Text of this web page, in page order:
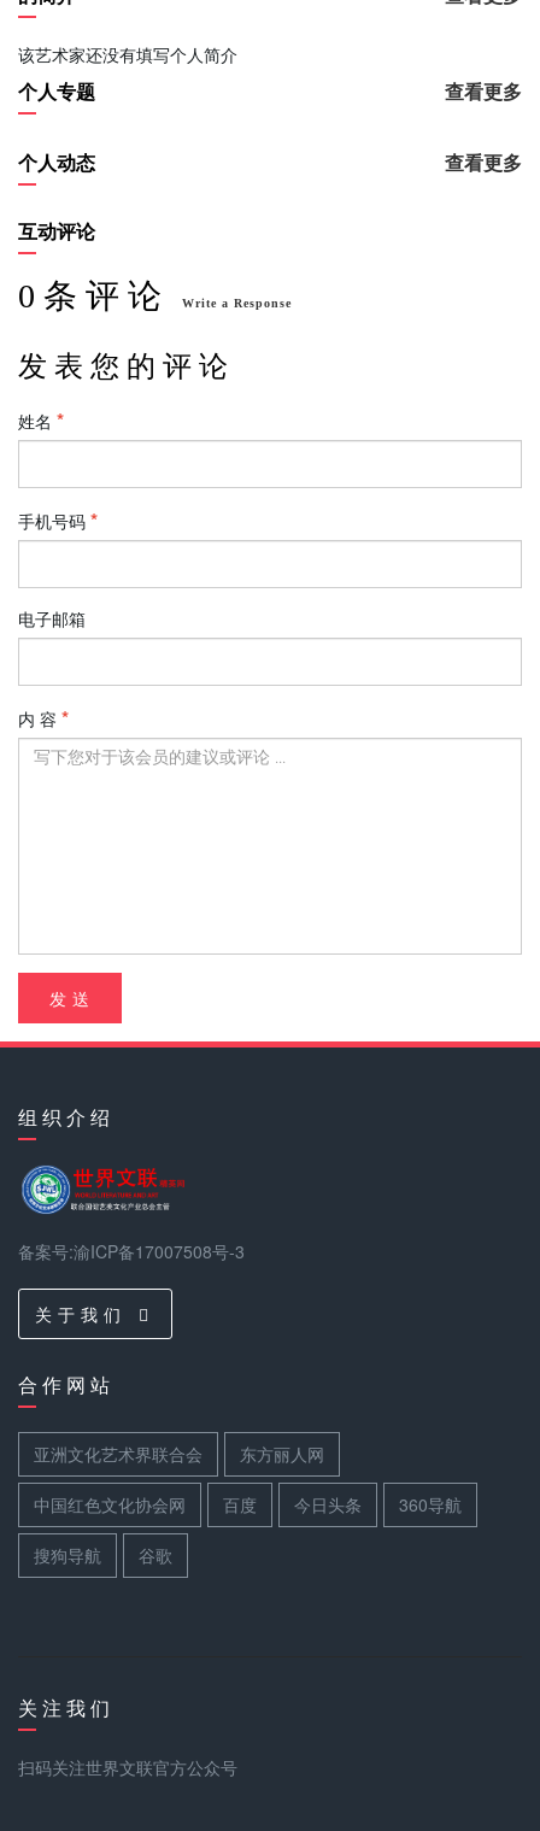
该艺术家还没有填写个人简介
个人专题 查看更多
个人动态 查看更多
互动评论
0 条 评 论 Write a Response
发 表 您 的 评 论
姓名
手机号码
电子邮箱
内 容
发 送
组 织 介 绍
备案号:渝ICP备17007508号-3
关 于 我 们
合 作 网 站
亚洲文化艺术界联合会 东方丽人网
中国红色文化协会网 百度 今日头条 360导航
搜狗导航 谷歌
关 注 我 们
扫码关注世界文联官方公众号